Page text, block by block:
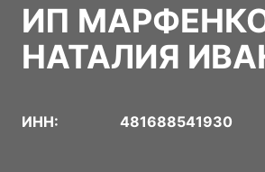
ИП
НАТАЛИЯ
ИНН: 481688541930